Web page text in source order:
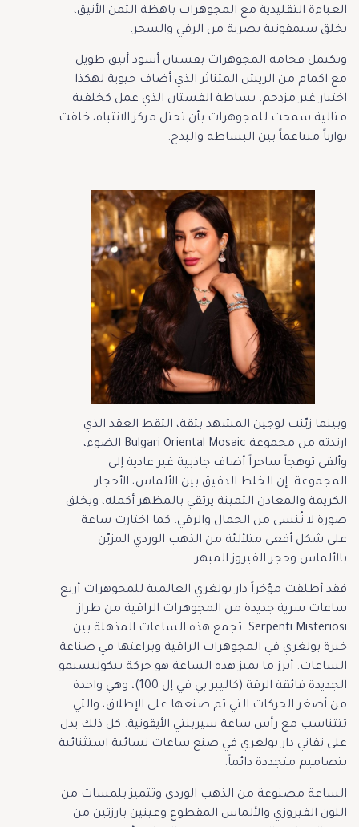
العباءة التقليدية مع المجوهرات باهظة الثمن الأنيق،
يخلق سيمفونية بصرية من الرقي والسحر.
وتكتمل فخامة المجوهرات بفستان أسود أنيق طويل
مع اكمام من الريش المتناثر الذي أضاف حيوية لهكذا
اختيار غير مزدحم. بساطة الفستان الذي عمل كخلفية
مثالية سمحت للمجوهرات بأن تحتل مركز الانتباه، خلقت
توازناً متناغماً بين البساطة والبذخ.
وبينما زيّنت لوجين المشهد بثقة، التقط العقد الذي
ارتدته من مجموعة Bulgari Oriental Mosaic الضوء،
وألقى توهجاً ساحراً أضاف جاذبية غير عادية إلى
المجموعة. إن الخلط الدقيق بين الألماس، الأحجار
الكريمة والمعادن الثمينة يرتقي بالمظهر أكمله، ويخلق
صورة لا تُنسى من الجمال والرقي. كما اختارت ساعة
على شكل أفعى متلألئة من الذهب الوردي المزيّن
بالألماس وحجر الفيروز المبهر.
فقد أطلقت مؤخراً دار بولغري العالمية للمجوهرات أربع
ساعات سرية جديدة من المجوهرات الراقية من طراز
Serpenti Misteriosi. تجمع هذه الساعات المذهلة بين
خبرة بولغري في المجوهرات الراقية وبراعتها في صناعة
الساعات. أبرز ما يميز هذه الساعة هو حركة بيكوليسيمو
الجديدة فائقة الرقة (كاليبر بي في إل 100)، وهي واحدة
من أصغر الحركات التي تم صنعها على الإطلاق، والتي
تتتناسب مع رأس ساعة سيربنتي الأيقونية. كل ذلك يدل
على تفاني دار بولغري في صنع ساعات نسائية استثنائية
بتصاميم متجددة دائماً.
الساعة مصنوعة من الذهب الوردي وتتميز بلمسات من
اللون الفيروزي والألماس المقطوع وعينين بارزتين من